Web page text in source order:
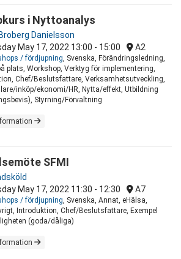
i Nyttoanalys
Danielsson
May 17, 2022 13:00 - 15:00 A2
/ fördjupning , Svenska, Förändringsledning,
plats, Workshop, Verktyg för implementering,
Chef/Beslutsfattare, Verksamhetsutveckling,
inköp/ekonomi/HR, Nytta/effekt, Utbildning
Styrning/Förvaltning
SFMI
May 17, 2022 11:30 - 12:30 A7
/ fördjupning , Svenska, Annat, eHälsa,
Introduktion, Chef/Beslutsfattare, Exempel
(goda/dåliga)